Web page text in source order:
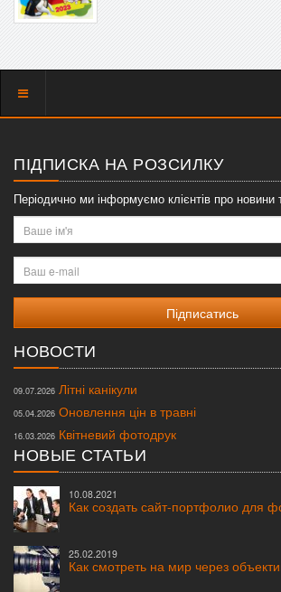
Показать
ПІДПИСКА НА РОЗСИЛКУ
Періодично ми інформуємо клієнтів про новини
Ваше
ім'я
Ваш
e-
mail
НОВОСТИ
09.07.2026 Літні канікули
05.04.2026 Оновлення цін в травні
16.03.2026 Квітневий фотодрук
НОВЫЕ СТАТЬИ
10.08.2021
Как создать сайт-портфолио для
25.02.2019
Как смотреть на мир через